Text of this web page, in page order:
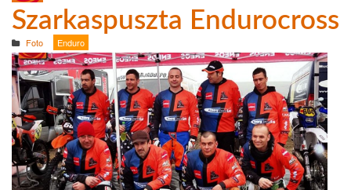
Szarkaspuszta Endurocross
Foto Enduro